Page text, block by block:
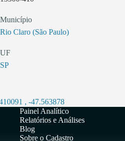
Município
Rio Claro (São Paulo)
UF
SP
, -47.563878
Painel Analítico
Relatórios e Análises
Blog
Sobre o Cadastro